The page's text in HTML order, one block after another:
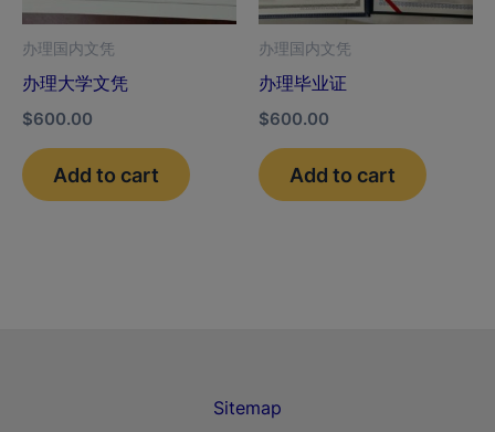
办理国内文凭
办理大学文凭
$600.00
Add to cart
办理国内文凭
办理毕业证
$600.00
Add to cart
Sitemap